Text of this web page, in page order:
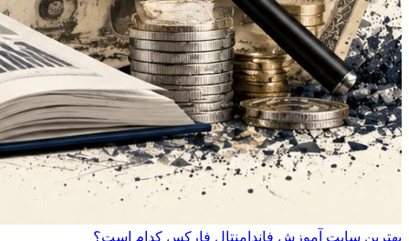
بهترین سایت آموزش فاندامنتال فارکس کدام است؟